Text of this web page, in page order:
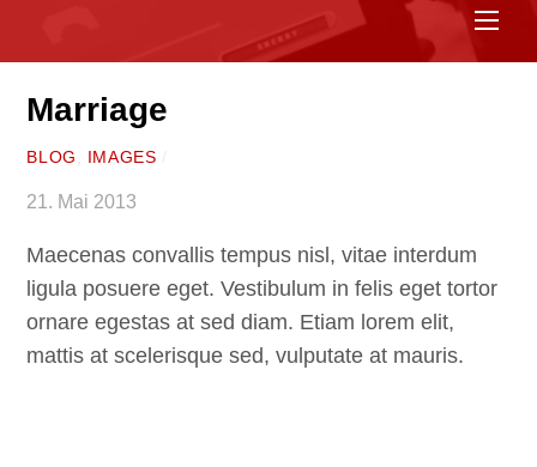
Marriage
BLOG, IMAGES
21. Mai 2013
Maecenas convallis tempus nisl, vitae interdum
ligula posuere eget. Vestibulum in felis eget tortor
ornare egestas at sed diam. Etiam lorem elit,
mattis at scelerisque sed, vulputate at mauris.